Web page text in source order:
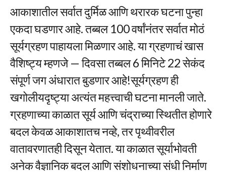
आकाशातील सर्वात दुर्मिळ आणि थरारक घटना पुन्हा
एकदा घडणार आहे. तब्बल 100 वर्षांनंतर सर्वात मोठं
सूर्यग्रहण पाहायला मिळणार आहे. या ग्रहणाचं खास
वैशिष्ट्य म्हणजे — दिवसा तब्बल 6 मिनिटे 22 सेकंद
संपूर्ण जग अंधारात बुडणार आहे!सूर्यग्रहण ही
खगोलीयदृष्ट्या अत्यंत महत्त्वाची घटना मानली जाते.
ग्रहणाच्या काळात सूर्य आणि चंद्राच्या स्थितीत होणारे
बदल केवळ आकाशातच नव्हे, तर पृथ्वीवरील
वातावरणातही दिसून येतात. या काळात सूर्याभोवती
अनेक वैज्ञानिक बदल आणि संशोधनाच्या संधी निर्माण